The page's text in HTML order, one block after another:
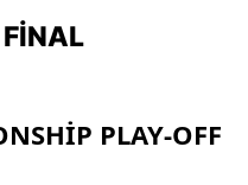
PLAY-OFF